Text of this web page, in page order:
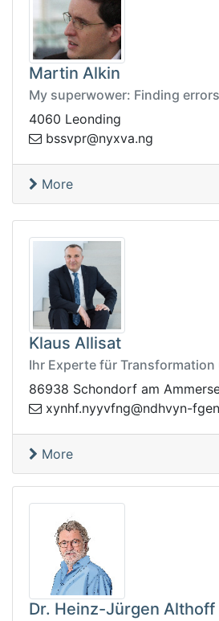
Martin Alkin
My superwower: Finding
4060 Leonding
gn.avx
yn@rpvssb
More
Klaus Allisat
Ihr Experte für
86938 Schondorf am
hdn@gnfvyyn.fhnyx
More
Dr. Heinz-Jürgen Althoff